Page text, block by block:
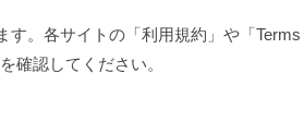
す。各サイトの「利用規約」や「Terms
確認してください。